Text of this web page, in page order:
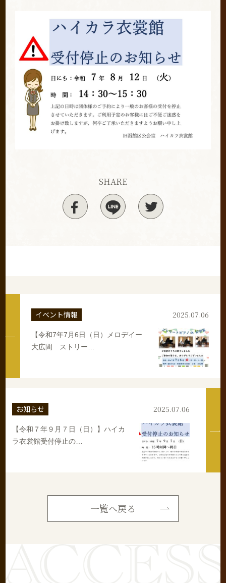
SHARE
イベント情報
【令和7年7月6日（日）メロデイー
大広間 ストリー…
2025.07.06
お知らせ
【令和７年９月７日（日）】ハイカ
ラ衣裳館受付停止の…
2025.07.06
一覧へ戻る